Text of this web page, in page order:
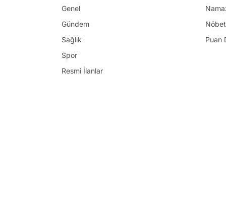
Genel
Gündem
Sağlık
Spor
Resmi İlanlar
Puan